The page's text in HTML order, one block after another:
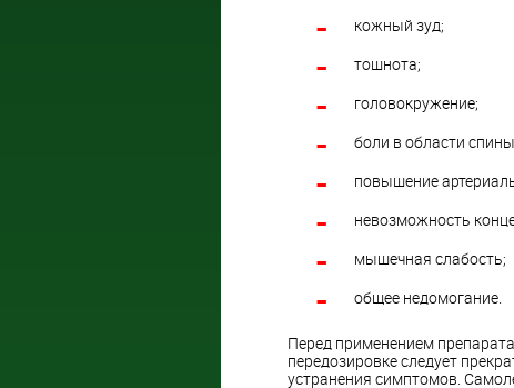
кожный зуд;
тошнота;
головокружение;
боли в области
повышение
невозможность
мышечная слабость;
общее недомогание.
Перед применением
передозировке следует
устранения симптомов.